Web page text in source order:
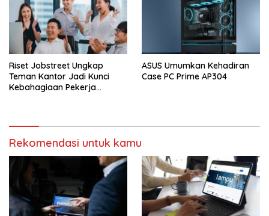
Riset Jobstreet Ungkap
Teman Kantor Jadi Kunci
Kebahagiaan Pekerja
ASUS Umumkan Kehadiran
Case PC Prime AP304
Rekomendasi untuk kamu